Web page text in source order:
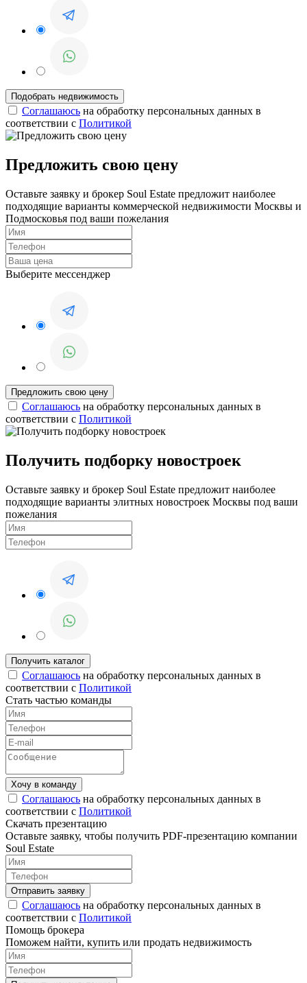
Соглашаюсь на обработку персональных данных в
соответствии с Политикой
Предложить свою цену
Оставьте заявку и брокер Soul Estate предложит наиболее
подходящие варианты коммерческой недвижимости Москвы и
Подмосковья под ваши пожелания
Выберите мессенджер
Соглашаюсь на обработку персональных данных в
соответствии с Политикой
Получить подборку новостроек
Оставьте заявку и брокер Soul Estate предложит наиболее
подходящие варианты элитных новостроек Москвы под ваши
пожелания
Соглашаюсь на обработку персональных данных в
соответствии с Политикой
Стать частью команды
Соглашаюсь на обработку персональных данных в
соответствии с Политикой
Скачать презентацию
Оставьте заявку, чтобы получить PDF-презентацию компании
Soul Estate
Соглашаюсь на обработку персональных данных в
соответствии с Политикой
Помощь брокера
Поможем найти, купить или продать недвижимость